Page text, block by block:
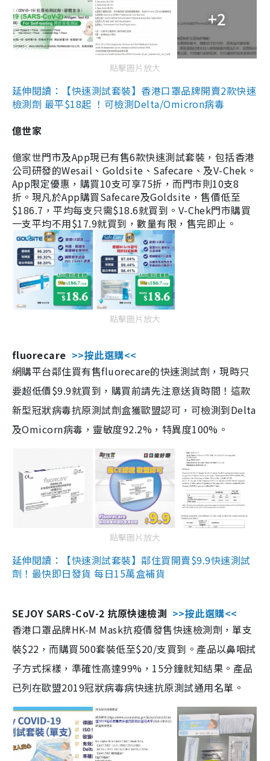
+2
點擊圖片放大
延伸閱讀：【快速測試套裝】香港口罩品牌開賣2款快速
檢測劑 最平$18起 ！可檢測Delta/Omicron病毒
億世家
億家世門市及App現已有售6款快速測試套裝，包括香港
公司研發的Wesail、Goldsite、Safecare、及V-Chek。
App限定優惠，購買10支可享75折，而門市則10支8
折。現凡於App購買Safecare及Goldsite，售價低至
$186.7，平均每支只需$18.6就買到。V-Chek門市購買
一支平均不用$17.9就買到，數量有限，售完即止。
點擊圖片放大
fluorecare >>按此選購<<
網購平台鄰住買有售fluorecare的快速測試劑，現時只
要超低價$9.9就買到，購買前請先注意送貨時間！這款
新型冠狀病毒抗原測試劑盒獲歐盟認可，可檢測到Delta
及Omicorn病毒，靈敏度92.2%，特異度100%。
點擊圖片放大
延伸閱讀：【快速測試套裝】鄰住買開賣$9.9快速測試
劑！最快即日發貨 每日15萬盒補貨
SEJOY SARS-CoV-2 抗原快速檢測 >>按此選購<<
香港口罩品牌HK-M Mask抗疫價發售快速檢測劑，單支
裝$22，而購買500套裝低至$20/支買到。產品以鼻咽拭
子方式採樣，準確性高達99%，15分鐘就知結果。產品
已列在歐盟2019冠狀病毒病快速抗原測試通用名單。